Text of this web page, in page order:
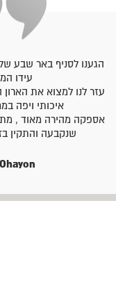
הגענו לסניף באר שבע
עידו
עזר לנו למצוא את הארון
איכותי ויפה
אספקה מהירה מאוד ,
שנקבעה והתקין